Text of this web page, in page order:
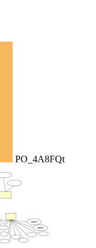
PO_4A8FQt